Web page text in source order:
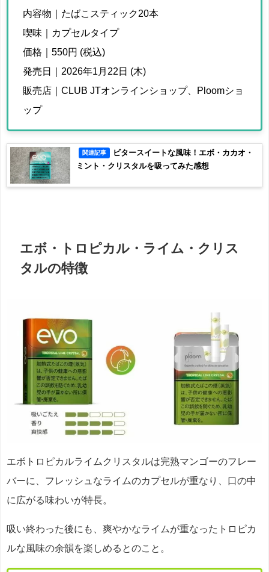
内容物｜たばこスティック20本
喫味｜カプセルタイプ
価格｜550円 (税込)
発売日｜2026年1月22日 (木)
販売店｜CLUB JTオンラインショップ、Ploomショ
ップ
関連記事
ビタースイートな風味！エボ・カカオ・
ミント・クリスタルを吸ってみた感想
エボ・トロピカル・ライム・クリス
タルの特徴
エボトロピカルライムクリスタルは完熟マンゴーのフレー
バーに、フレッシュなライムのカプセルが重なり、口の中
に広がる味わいが特長。
吸い終わった後にも、爽やかなライムが重なったトロピカ
ルな風味の余韻を楽しめるとのこと。